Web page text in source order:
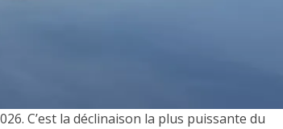
C’est la déclinaison la plus puissante du